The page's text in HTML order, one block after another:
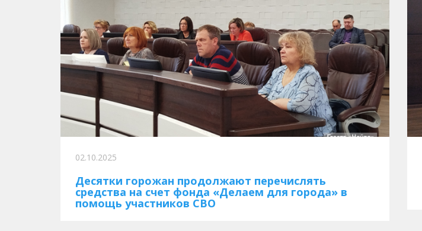
02.10.2025
Десятки горожан продолжают перечислять
средства на счет фонда «Делаем для города» в
помощь участников СВО